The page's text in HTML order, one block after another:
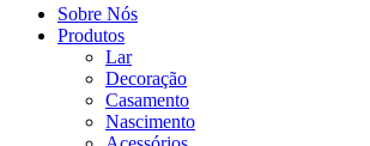
Sobre Nós
Produtos
Lar
Decoração
Casamento
Nascimento